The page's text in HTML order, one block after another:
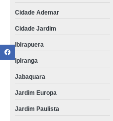
Cidade Ademar
Cidade Jardim
Ibirapuera
Ipiranga
Jabaquara
Jardim Europa
Jardim Paulista